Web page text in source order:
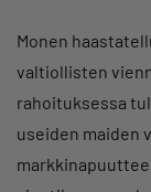
Monen
valtiollisten
rahoituksessa
useiden maiden